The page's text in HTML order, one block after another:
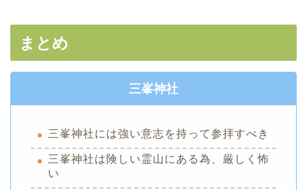
まとめ
三峯神社
三峯神社には強い意志を持って参拝すべき
三峯神社は険しい霊山にある為、厳しく怖
い